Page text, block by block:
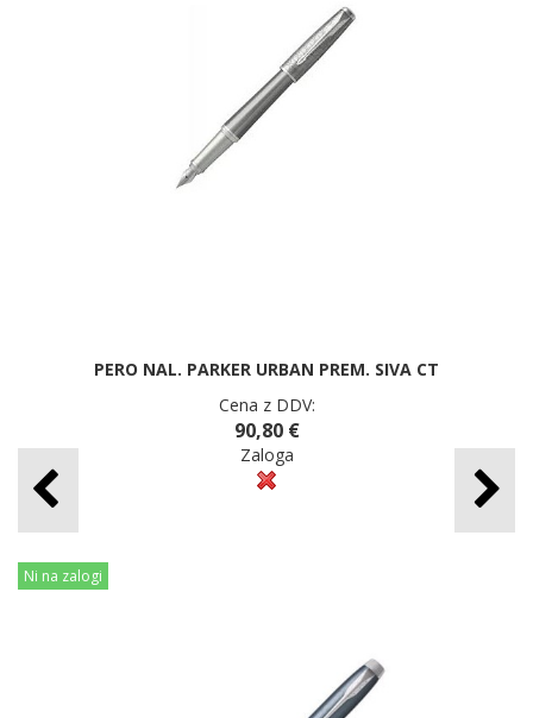
PERO NAL. PARKER URBAN PREM. SIVA CT
Cena z DDV:
90,80 €
Zaloga
Ni na zalogi